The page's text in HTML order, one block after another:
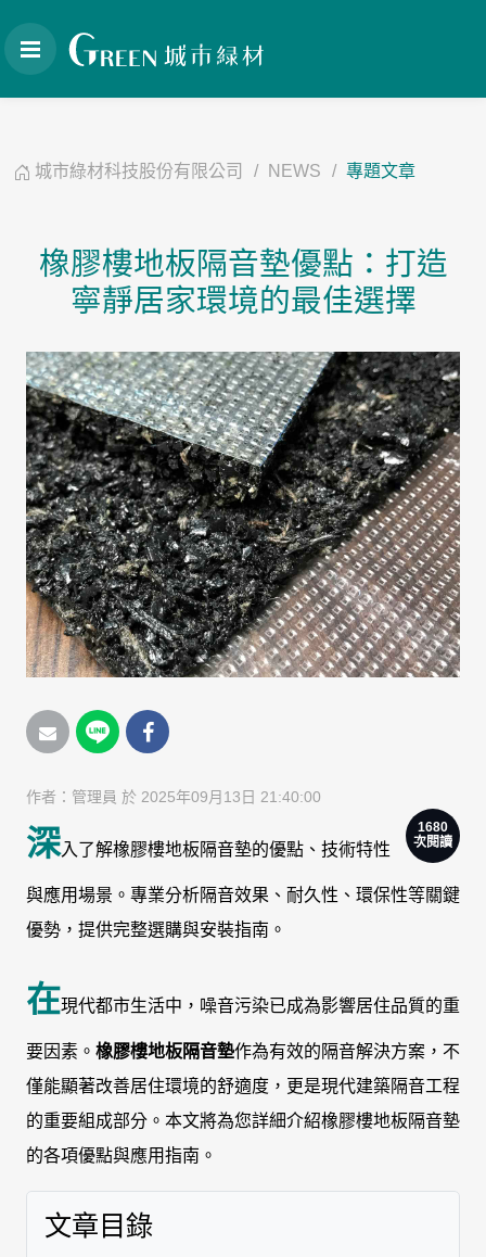
城市綠材科技股份有限公司 NEWS 專題文章
橡膠樓地板隔音墊優點：打造
寧靜居家環境的最佳選擇
作者： 管理員 於 2025年09月13日 21:40:00
1680
次閱讀
深入了解橡膠樓地板隔音墊的優點、技術特性
與應用場景。專業分析隔音效果、耐久性、環保性等關鍵
優勢，提供完整選購與安裝指南。
在現代都市生活中，噪音污染已成為影響居住品質的重
要因素。 橡膠樓地板隔音墊作為有效的隔音解決方案，不
僅能顯著改善居住環境的舒適度，更是現代建築隔音工程
的重要組成部分。本文將為您詳細介紹橡膠樓地板隔音墊
的各項優點與應用指南。
文章目錄